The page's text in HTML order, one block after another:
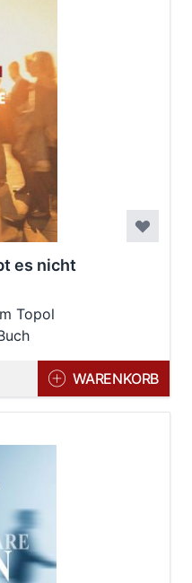
es nicht
Topol
WARENKORB